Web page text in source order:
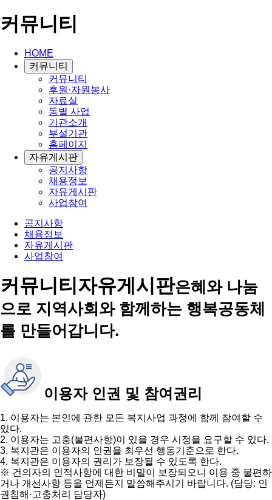
커뮤니티
HOME
커뮤니티
커뮤니티
후원·자원봉사
자료실
동별 사업
기관소개
부설기관
홈페이지
자유게시판
공지사항
채용정보
자유게시판
사업참여
공지사항
채용정보
자유게시판
사업참여
커뮤니티자유게시판은혜와 나눔
으로 지역사회와 함께하는 행복공동체
를 만들어갑니다.
이용자 인권 및 참여권리
1. 이용자는 본인에 관한 모든 복지사업 과정에 함께 참여할 수
있다.
2. 이용자는 고충(불편사항)이 있을 경우 시정을 요구할 수 있다.
3. 복지관은 이용자의 인권을 최우선 행동기준으로 한다.
4. 복지관은 이용자의 권리가 보장될 수 있도록 한다.
※ 건의자의 인적사항에 대한 비밀이 보장되오니 이용 중 불편하
거나 개선사항 등을 언제든지 말씀해주시기 바랍니다. (담당: 인
권침해·고충처리 담당자)